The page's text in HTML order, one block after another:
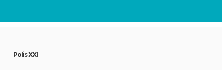
Polis XXI